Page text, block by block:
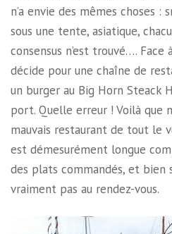
n’a envie des mêmes choses
sous une tente, asiatique,
consensus n’est trouvé…. Face
décide pour une chaîne de
un burger au Big Horn Steack
port. Quelle erreur ! Voilà que
mauvais restaurant de tout le
est démesurément longue
des plats commandés, et bien
vraiment pas au rendez-vous.